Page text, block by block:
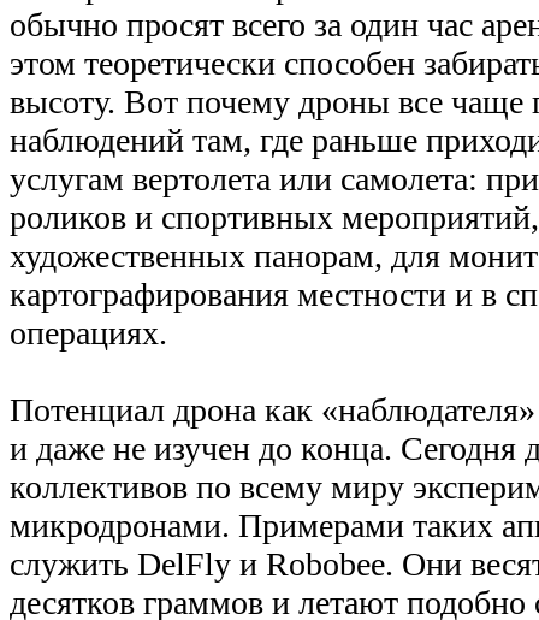
обычно просят всего за один час
этом теоретически способен
высоту. Вот почему дроны все
наблюдений там, где раньше
услугам вертолета или самолета:
роликов и спортивных
художественных панорам, для
картографирования местности и в
операциях.
Потенциал дрона как
и даже не изучен до конца. Сегодня
коллективов по всему миру
микродронами. Примерами таких
служить DelFly и Robobee. Они
десятков граммов и летают подобно